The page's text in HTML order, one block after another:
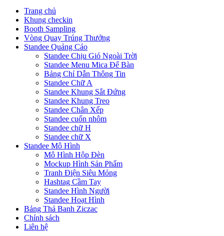
Trang chủ
Khung checkin
Booth Sampling
Vòng Quay Trúng Thưởng
Standee Quảng Cáo
Standee Chịu Gió Ngoài Trời
Standee Menu Mica Để Bàn
Bảng Chỉ Dẫn Thông Tin
Standee Chữ A
Standee Khung Sắt Đứng
Standee Khung Treo
Standee Chân Xếp
Standee cuốn nhôm
Standee chữ H
Standee chữ X
Standee Mô Hình
Mô Hình Hộp Đèn
Mockup Hình Sản Phẩm
Tranh Điện Siêu Mỏng
Hashtag Cầm Tay
Standee Hình Người
Standee Hoạt Hình
Bảng Thả Banh Ziczac
Chính sách
Liên hệ